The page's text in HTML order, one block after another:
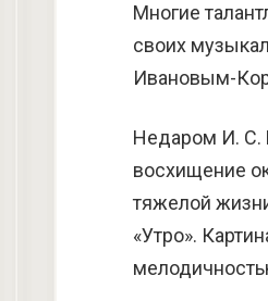
Многие
своих
Ивановым-
Недаром И. С.
восхищение
тяжелой
«Утро».